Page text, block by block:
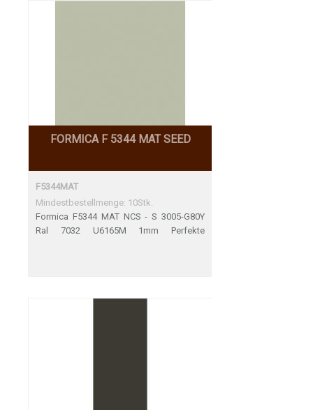
FORMICA F 5344 MAT SEED
F5344MAT
Mindestbestellmenge: 10Stk.
Formica F5344 MAT NCS - S 3005-G80Y
Ral 7032 U6165M 1mm Perfekte